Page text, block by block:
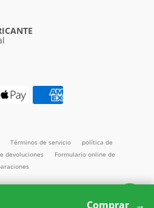
Comprar
Términos de servicio
política de
devoluciones
Formulario online de